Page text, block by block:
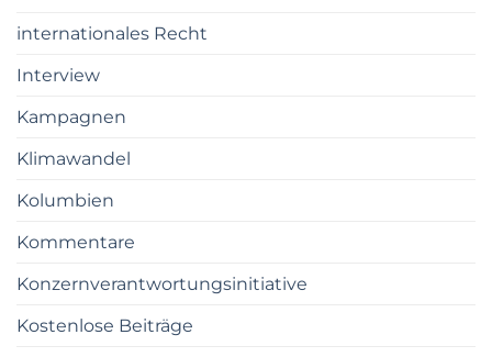
internationales Recht
Interview
Kampagnen
Klimawandel
Kolumbien
Kommentare
Konzernverantwortungsinitiative
Kostenlose Beiträge